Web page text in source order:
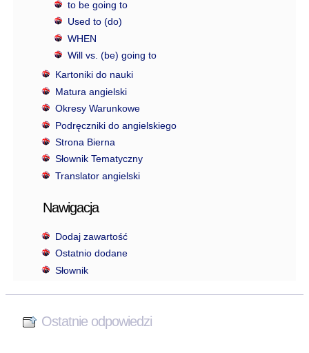
to be going to
Used to (do)
WHEN
Will vs. (be) going to
Kartoniki do nauki
Matura angielski
Okresy Warunkowe
Podręczniki do angielskiego
Strona Bierna
Słownik Tematyczny
Translator angielski
Nawigacja
Dodaj zawartość
Ostatnio dodane
Słownik
Ostatnie odpowiedzi